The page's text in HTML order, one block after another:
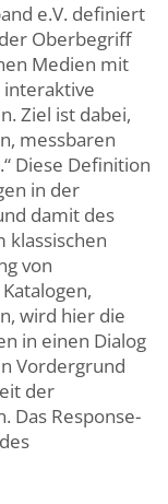
e.V. definiert
Oberbegriff
Medien mit
interaktive
Ziel ist dabei,
messbaren
Diese Definition
in der
damit des
klassischen
von
wird hier die
in einen Dialog
Vordergrund
der
Das Response-